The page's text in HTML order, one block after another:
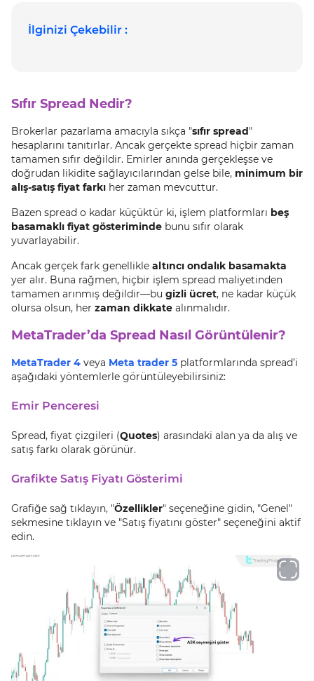
İlginizi Çekebilir :
Sıfır Spread Nedir?
Brokerlar pazarlama amacıyla sıkça "sıfır spread"
hesaplarını tanıtırlar. Ancak gerçekte spread hiçbir zaman
tamamen sıfır değildir. Emirler anında gerçekleşse ve
doğrudan likidite sağlayıcılarından gelse bile, minimum bir
alış-satış fiyat farkı her zaman mevcuttur.
Bazen spread o kadar küçüktür ki, işlem platformları beş
basamaklı fiyat gösteriminde bunu sıfır olarak
yuvarlayabilir.
Ancak gerçek fark genellikle altıncı ondalık basamakta
yer alır. Buna rağmen, hiçbir işlem spread maliyetinden
tamamen arınmış değildir—bu gizli ücret, ne kadar küçük
olursa olsun, her zaman dikkate alınmalıdır.
MetaTrader’da Spread Nasıl Görüntülenir?
MetaTrader 4 veya Meta trader 5 platformlarında spread’i
aşağıdaki yöntemlerle görüntüleyebilirsiniz:
Emir Penceresi
Spread, fiyat çizgileri (Quotes) arasındaki alan ya da alış ve
satış farkı olarak görünür.
Grafikte Satış Fiyatı Gösterimi
Grafiğe sağ tıklayın, "Özellikler" seçeneğine gidin, "Genel"
sekmesine tıklayın ve "Satış fiyatını göster" seçeneğini aktif
edin.